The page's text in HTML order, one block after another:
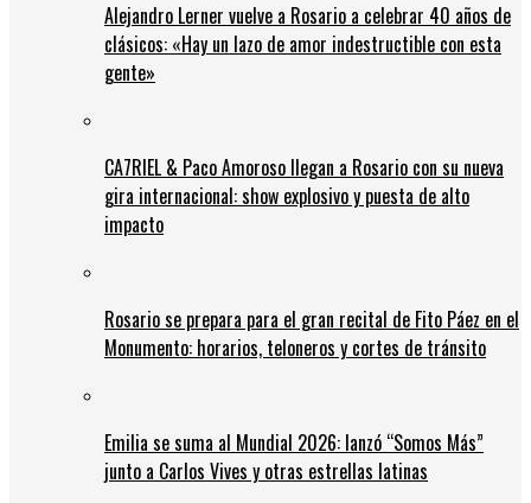
Alejandro Lerner vuelve a Rosario a celebrar 40 años de
clásicos: «Hay un lazo de amor indestructible con esta
gente»
CA7RIEL & Paco Amoroso llegan a Rosario con su nueva
gira internacional: show explosivo y puesta de alto
impacto
Rosario se prepara para el gran recital de Fito Páez en el
Monumento: horarios, teloneros y cortes de tránsito
Emilia se suma al Mundial 2026: lanzó “Somos Más”
junto a Carlos Vives y otras estrellas latinas